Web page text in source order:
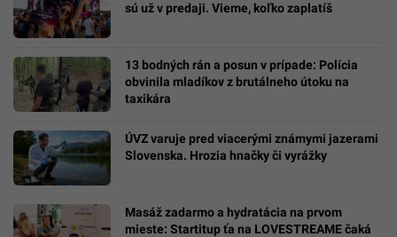
sú už v predaji. Vieme, koľko zaplatíš
13 bodných rán a posun v prípade: Polícia
obvinila mladíkov z brutálneho útoku na
taxikára
ÚVZ varuje pred viacerými známymi jazerami
Slovenska. Hrozia hnačky či vyrážky
Masáž zadarmo a hydratácia na prvom
mieste: Startitup ťa na LOVESTREAME čaká